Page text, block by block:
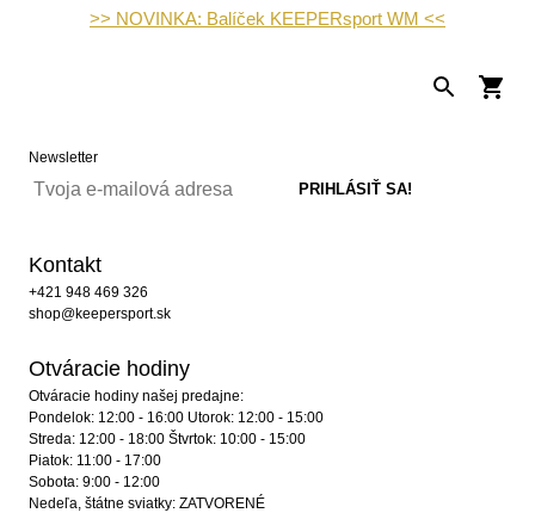
>> NOVINKA: Balíček KEEPERsport WM <<
Newsletter
Kontakt
+421 948 469 326
shop@keepersport.sk
Otváracie hodiny
Otváracie hodiny našej predajne:
Pondelok: 12:00 - 16:00 Utorok: 12:00 - 15:00
Streda: 12:00 - 18:00 Štvrtok: 10:00 - 15:00
Piatok: 11:00 - 17:00
Sobota: 9:00 - 12:00
Nedeľa, štátne sviatky: ZATVORENÉ